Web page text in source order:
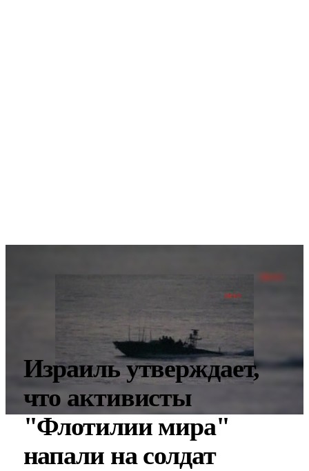
Израиль утверждает,
что активисты
"Флотилии мира"
напали на солдат